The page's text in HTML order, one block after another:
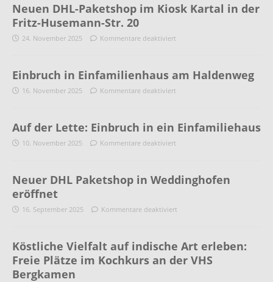
Neuen DHL-Paketshop im Kiosk Kartal in der
Fritz-Husemann-Str. 20
24. November 2025 Kommentare deaktiviert
Einbruch in Einfamilienhaus am Haldenweg
16. November 2025 Kommentare deaktiviert
Auf der Lette: Einbruch in ein Einfamiliehaus
10. November 2025 Kommentare deaktiviert
Neuer DHL Paketshop in Weddinghofen
eröffnet
16. September 2025 Kommentare deaktiviert
Köstliche Vielfalt auf indische Art erleben:
Freie Plätze im Kochkurs an der VHS
Bergkamen